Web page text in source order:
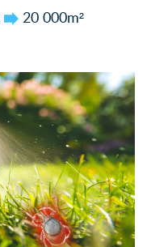
20 000m²